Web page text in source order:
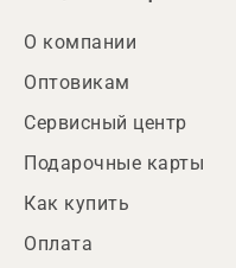
О компании
Оптовикам
Сервисный центр
Подарочные карты
Как купить
Оплата